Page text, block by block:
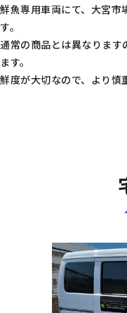
鮮魚専用車両にて、大宮市
す。
通常の商品とは異なりま
ます。
鮮度が大切なので、より慎